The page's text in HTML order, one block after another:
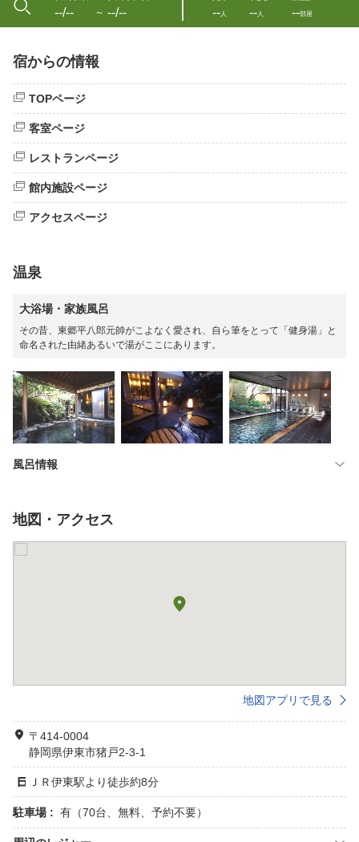
--/-- 〜 --/-- --人 --人 --部屋
宿からの情報
TOPページ
客室ページ
レストランページ
館内施設ページ
アクセスページ
温泉
大浴場・家族風呂
その昔、東郷平八郎元帥がこよなく愛され、自ら筆をとって「健身湯」と
命名された由緒あるいで湯がここにあります。
風呂情報
地図・アクセス
地図アプリで見る
〒414-0004
静岡県伊東市猪戸2-3-1
ＪＲ伊東駅より徒歩約8分
駐車場 : 有（70台、無料、予約不要）